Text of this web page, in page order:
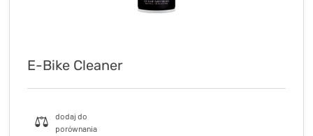
E-Bike Cleaner